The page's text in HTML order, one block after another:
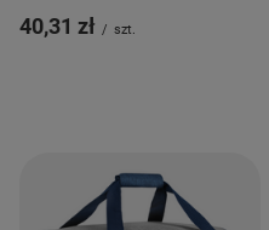
40,31 zł / szt.